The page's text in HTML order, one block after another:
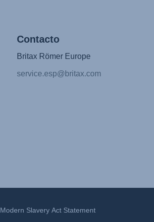
Contacto
Britax Römer Europe
service.esp@britax.com
Modern Slavery Act Statement